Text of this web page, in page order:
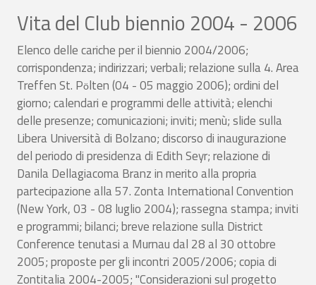
Vita del Club biennio 2004 - 2006
Elenco delle cariche per il biennio 2004/2006;
corrispondenza; indirizzari; verbali; relazione sulla 4. Area
Treffen St. Pölten (04 - 05 maggio 2006); ordini del
giorno; calendari e programmi delle attività; elenchi
delle presenze; comunicazioni; inviti; menù; slide sulla
Libera Università di Bolzano; discorso di inaugurazione
del periodo di presidenza di Edith Seyr; relazione di
Danila Dellagiacoma Branz in merito alla propria
partecipazione alla 57. Zonta International Convention
(New York, 03 - 08 luglio 2004); rassegna stampa; inviti
e programmi; bilanci; breve relazione sulla District
Conference tenutasi a Murnau dal 28 al 30 ottobre
2005; proposte per gli incontri 2005/2006; copia di
Zontitalia 2004-2005; "Considerazioni sul progetto